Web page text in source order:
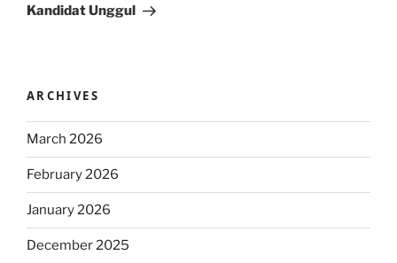
Kandidat Unggul
ARCHIVES
March 2026
February 2026
January 2026
December 2025